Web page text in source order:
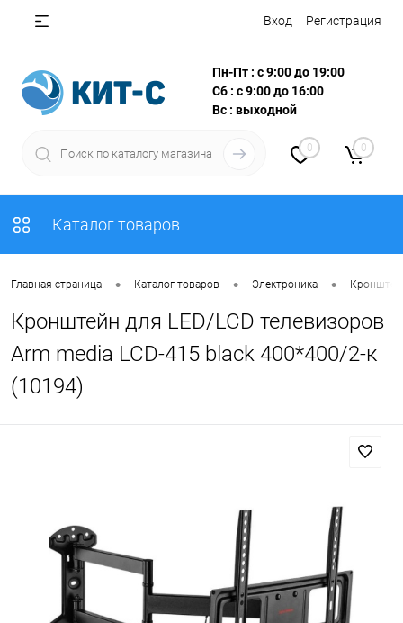
Вход Регистрация
Пн-Пт : с 9:00 до 19:00
Сб : с 9:00 до 16:00
Вс : выходной
0 0
Каталог товаров
Главная страница • Каталог товаров • Электроника •
Кронштейн для LED/LCD телевизоров
Arm media LCD-415 black 400*400/2-к
(10194)